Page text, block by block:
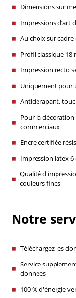
Dimensions sur
Impressions d’art
Au choix sur cadre
Profil classique 18
Impression recto
Uniquement pour
Antidérapant,
Pour la décoration
commerciaux
Encre certifiée
Impression latex
Qualité
couleurs fines
Notre
Téléchargez les
Service
données
100 % d'énergie